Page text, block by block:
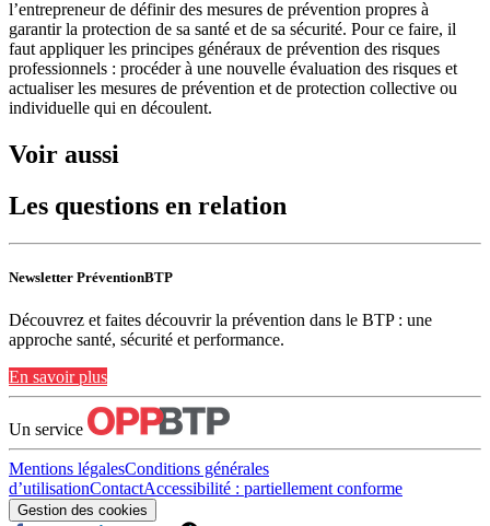
l’entrepreneur de définir des mesures de prévention propres à
garantir la protection de sa santé et de sa sécurité. Pour ce faire, il
faut appliquer les principes généraux de prévention des risques
professionnels : procéder à une nouvelle évaluation des risques et
actualiser les mesures de prévention et de protection collective ou
individuelle qui en découlent.
Voir aussi
Les questions en relation
Newsletter PréventionBTP
Découvrez et faites découvrir la prévention dans le BTP : une
approche santé, sécurité et performance.
En savoir plus
Un service
Mentions légalesConditions générales
d’utilisationContactAccessibilité : partiellement conforme
Gestion des cookies